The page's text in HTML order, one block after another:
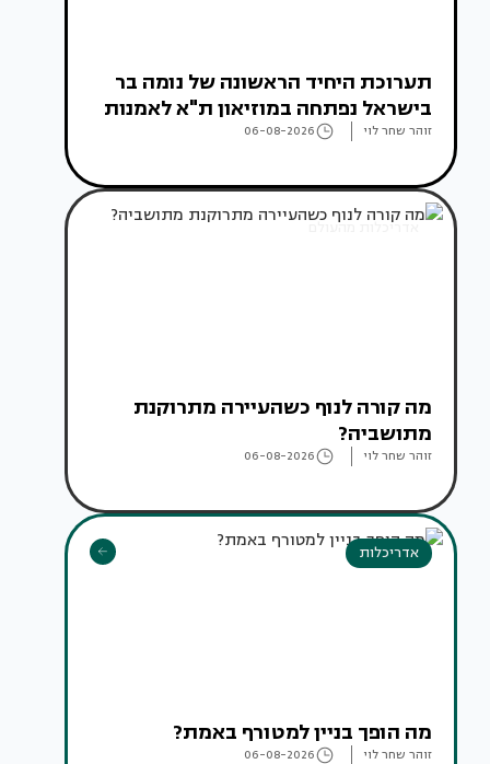
תערוכת היחיד הראשונה של נומה בר
בישראל נפתחה במוזיאון ת"א לאמנות
זוהר שחר לוי 06-08-2026
אדריכלות מהעולם
מה קורה לנוף כשהעיירה מתרוקנת
מתושביה?
זוהר שחר לוי 06-08-2026
אדריכלות
מה הופך בניין למטורף באמת?
זוהר שחר לוי 06-08-2026